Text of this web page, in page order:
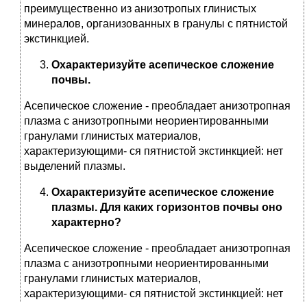
преимущественно из анизотропых глинистых
минералов, организованных в гранулы с пятнистой
экстинкцией.
Охарактеризуйте асепическое сложение
почвы.
Асепическое сложение - преобладает анизотропная
плазма с анизотропными неориентированными
гранулами глинистых материалов,
характеризующими- ся пятнистой экстинкцией: нет
выделений плазмы.
Охарактеризуйте асепическое сложение
плазмы. Для каких горизонтов почвы оно
характерно?
Асепическое сложение - преобладает анизотропная
плазма с анизотропными неориентированными
гранулами глинистых материалов,
характеризующими- ся пятнистой экстинкцией: нет